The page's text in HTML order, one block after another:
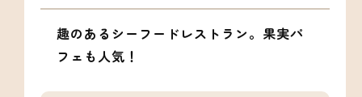
趣のあるシーフードレストラン。果実パ
フェも人気！